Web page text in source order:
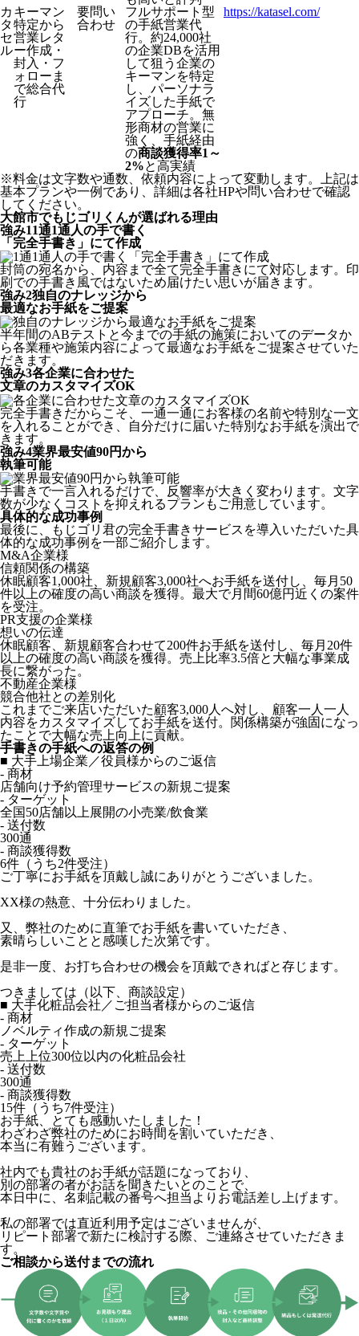
カ
タ
セ
ル
キーマン
特定から
営業レタ
ー作成・
封入・フ
ォローま
で総合代
行
要問い
合わせ
フルサポート型
の手紙営業代
行。約24,000社
の企業DBを活用
して狙う企業の
キーマンを特定
し、パーソナラ
イズした手紙で
アプローチ。無
形商材の営業に
強く、手紙経由
の商談獲得率1～
2%と高実績
https://katasel.com/
※料金は文字数や通数、依頼内容によって変動します。上記は
基本プランや一例であり、詳細は各社HPや問い合わせで確認
してください。​
大館市でもじゴリくんが選ばれる理由
強み11通1通人の手で書く
「完全手書き」にて作成
封筒の宛名から、内容まで全て完全手書きにて対応します。印
刷での手書き風ではないため届けたい思いが届きます。
強み2独自のナレッジから
最適なお手紙をご提案
半年間のABテストと今までの手紙の施策においてのデータか
ら各業種や施策内容によって最適なお手紙をご提案させていた
だきます。
強み3各企業に合わせた
文章のカスタマイズOK
完全手書きだからこそ、一通一通にお客様の名前や特別な一文
を入れることができ、自分だけに届いた特別なお手紙を演出で
きます。
強み4業界最安値90円から
執筆可能
手書きで一言入れるだけで、反響率が大きく変わります。文字
数が少なくコストを抑えれるプランもご用意しています。
具体的な成功事例
最後に、もじゴリ君の完全手書きサービスを導入いただいた具
体的な成功事例を一部ご紹介します。
M&A企業様
信頼関係の構築
休眠顧客1,000社、新規顧客3,000社へお手紙を送付し、毎月50
件以上の確度の高い商談を獲得。最大で月間60億円近くの案件
を受注。
PR支援の企業様
想いの伝達
休眠顧客、新規顧客合わせて200件お手紙を送付し、毎月20件
以上の確度の高い商談を獲得。売上比率3.5倍と大幅な事業成
長に繋がった。
不動産企業様
競合他社との差別化
これまでご来店いただいた顧客3,000人へ対し、顧客一人一人
内容をカスタマイズしてお手紙を送付。関係構築が強固になっ
たことで大幅な売上向上に貢献。
手書きの手紙への返答の例
■ 大手上場企業／役員様からのご返信
- 商材
店舗向け予約管理サービスの新規ご提案
- ターゲット
全国50店舗以上展開の小売業/飲食業
- 送付数
300通
- 商談獲得数
6件（うち2件受注）
ご丁寧にお手紙を頂戴し誠にありがとうございました。
XX様の熱意、十分伝わりました。
又、弊社のために直筆でお手紙を書いていただき、
素晴らしいことと感嘆した次第です。
是非一度、お打ち合わせの機会を頂戴できればと存じます。
つきましては（以下、商談設定）
■ 大手化粧品会社／ご担当者様からのご返信
- 商材
ノベルティ作成の新規ご提案
- ターゲット
売上上位300位以内の化粧品会社
- 送付数
300通
- 商談獲得数
15件（うち7件受注）
お手紙、とても感動いたしました！
わざわざ弊社のためにお時間を割いていただき、
本当に有難うございます。
社内でも貴社のお手紙が話題になっており、
別の部署の者がお話を聞きたいとのことで、
本日中に、名刺記載の番号へ担当よりお電話差し上げます。
私の部署では直近利用予定はございませんが、
リピート部署で新たに検討する際、ご連絡させていただきま
す。
ご相談から送付までの流れ